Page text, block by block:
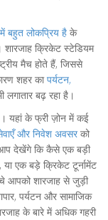
बहुत लोकप्रिय है के
क्रिकेट स्टेडियम
मैच होते हैं, जिससे
शहर कापर्यटन,
लगातार बढ़ रहा है।
यहां के फ्री ज़ोन में कई
सेवाएँ और निवेश अवसरको
देखेंगे कि कैसे एक बड़ी
या एक बड़े क्रिकेट टूर्नामेंट
आपको शारजाह से जुड़ी
पर्यटन और सामाजिक
के बारे में अधिक गहरी